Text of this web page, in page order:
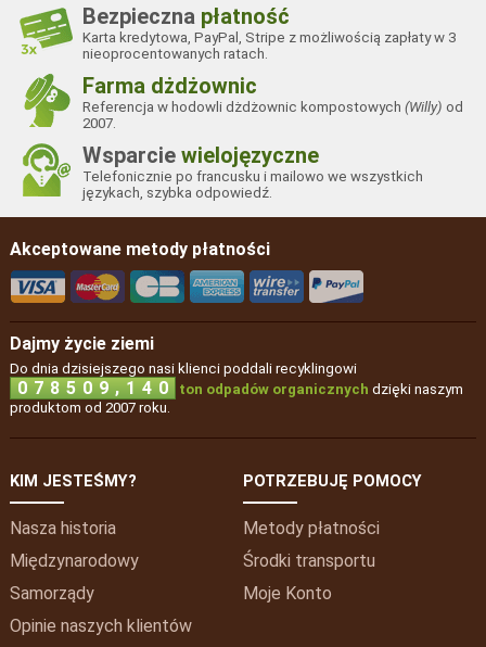
Bezpieczna płatność
Karta kredytowa, PayPal, Stripe z możliwością zapłaty w 3
nieoprocentowanych ratach.
Farma dżdżownic
Referencja w hodowli dżdżownic kompostowych(Willy) od
2007.
Wsparciewielojęzyczne
Telefonicznie po francusku i mailowo we wszystkich
językach, szybka odpowiedź.
Akceptowane metody płatności
Dajmy życie ziemi
Do dnia dzisiejszego nasi klienci poddali recyklingowi
0 7 8 5 0 9 , 1 4 0 ton odpadów organicznych dzięki naszym
produktom od 2007 roku.
KIM JESTEŚMY?
Nasza historia
Międzynarodowy
Samorządy
Opinie naszych klientów
POTRZEBUJĘ POMOCY
Metody płatności
Środki transportu
Moje Konto